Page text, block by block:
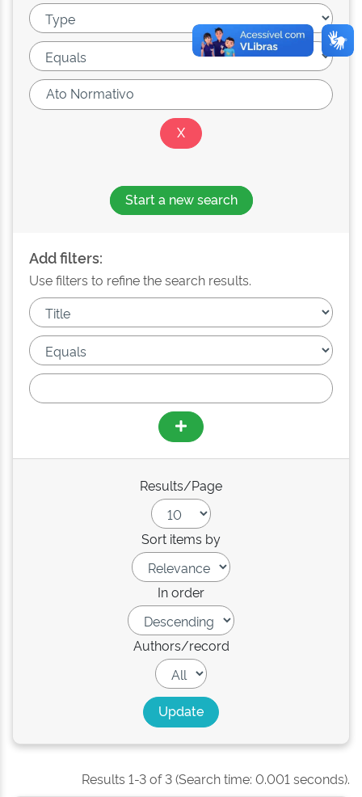
Start a new search
Add filters:
Use filters to refine the search results.
Results/Page
Sort items by
In order
Authors/record
Results 1-3 of 3 (Search time: 0.001 seconds).